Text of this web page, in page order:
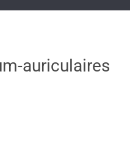
auriculaires